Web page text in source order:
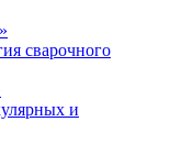
сварочного
и